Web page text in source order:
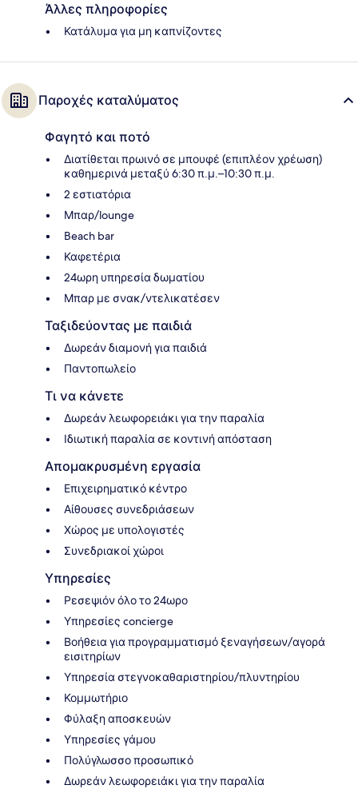
Άλλες πληροφορίες
Κατάλυμα για μη καπνίζοντες
Παροχές καταλύματος
Φαγητό και ποτό
Διατίθεται πρωινό σε μπουφέ (επιπλέον χρέωση)
καθημερινά μεταξύ 6:30 π.μ.–10:30 π.μ.
2 εστιατόρια
Μπαρ/lounge
Beach bar
Καφετέρια
24ωρη υπηρεσία δωματίου
Μπαρ με σνακ/ντελικατέσεν
Ταξιδεύοντας με παιδιά
Δωρεάν διαμονή για παιδιά
Παντοπωλείο
Τι να κάνετε
Δωρεάν λεωφορειάκι για την παραλία
Ιδιωτική παραλία σε κοντινή απόσταση
Απομακρυσμένη εργασία
Επιχειρηματικό κέντρο
Αίθουσες συνεδριάσεων
Χώρος με υπολογιστές
Συνεδριακοί χώροι
Υπηρεσίες
Ρεσεψιόν όλο το 24ωρο
Υπηρεσίες concierge
Βοήθεια για προγραμματισμό ξεναγήσεων/αγορά
εισιτηρίων
Υπηρεσία στεγνοκαθαριστηρίου/πλυντηρίου
Κομμωτήριο
Φύλαξη αποσκευών
Υπηρεσίες γάμου
Πολύγλωσσο προσωπικό
Δωρεάν λεωφορειάκι για την παραλία